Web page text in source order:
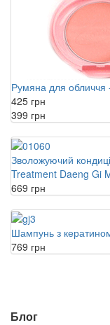
Румяна для обличчя
425 грн
399 грн
Зволожуючий
Treatment Daeng Gi
669 грн
Шампунь з
769 грн
Блог